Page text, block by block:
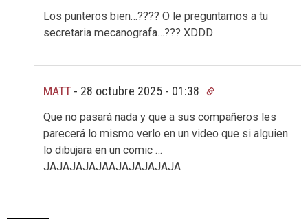
Los punteros bien…???? O le preguntamos a tu
secretaria mecanografa…??? XDDD
MATT - 28 octubre 2025 - 01:38
Que no pasará nada y que a sus compañeros les
parecerá lo mismo verlo en un video que si alguien
lo dibujara en un comic …
JAJAJAJAJAAJAJAJAJAJA